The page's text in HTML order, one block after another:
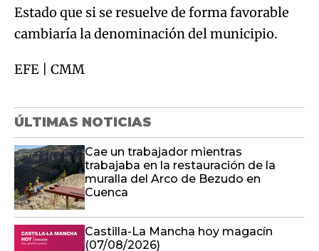
Estado que si se resuelve de forma favorable
cambiaría la denominación del municipio.
EFE | CMM
ÚLTIMAS NOTICIAS
Cae un trabajador mientras
trabajaba en la restauración de la
muralla del Arco de Bezudo en
Cuenca
Castilla-La Mancha hoy magacín
(07/08/2026)